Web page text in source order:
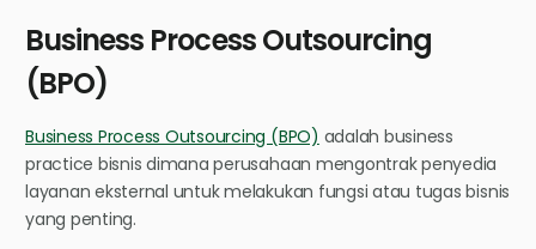
Business Process Outsourcing
(BPO)
Business Process Outsourcing (BPO) adalah business
practice bisnis dimana perusahaan mengontrak penyedia
layanan eksternal untuk melakukan fungsi atau tugas bisnis
yang penting.